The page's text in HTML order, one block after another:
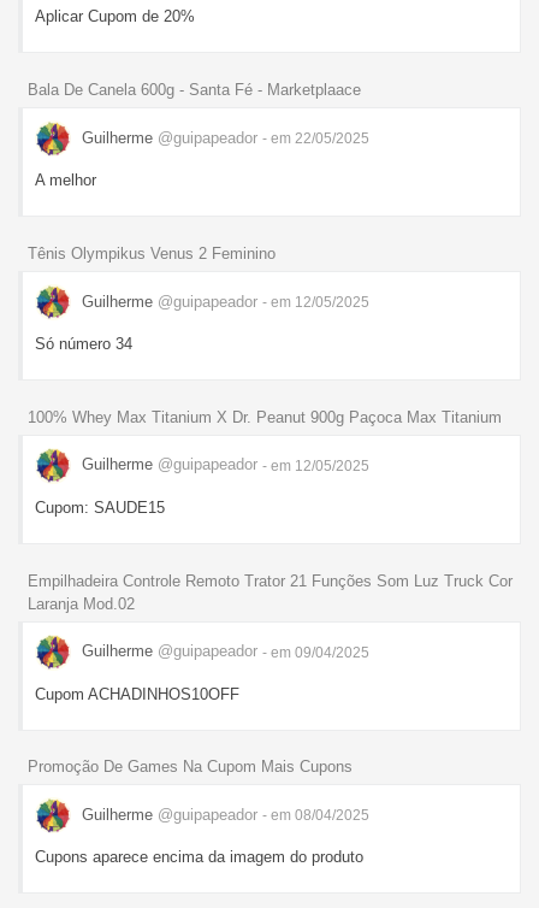
Aplicar Cupom de 20%
Bala De Canela 600g - Santa Fé - Marketplaace
Guilherme @guipapeador - em 22/05/2025
A melhor
Tênis Olympikus Venus 2 Feminino
Guilherme @guipapeador - em 12/05/2025
Só número 34
100% Whey Max Titanium X Dr. Peanut 900g Paçoca Max Titanium
Guilherme @guipapeador - em 12/05/2025
Cupom: SAUDE15
Empilhadeira Controle Remoto Trator 21 Funções Som Luz Truck Cor
Laranja Mod.02
Guilherme @guipapeador - em 09/04/2025
Cupom ACHADINHOS10OFF
Promoção De Games Na Cupom Mais Cupons
Guilherme @guipapeador - em 08/04/2025
Cupons aparece encima da imagem do produto